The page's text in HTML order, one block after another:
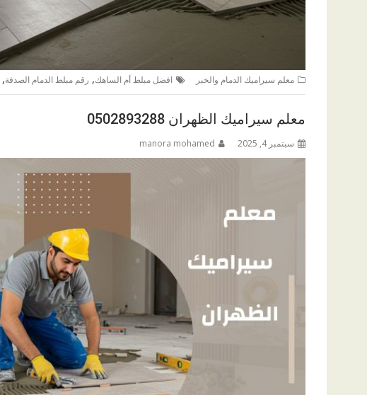
معلم سيراميك الدمام والخبر افضل مبلط أم الساهك, رقم مبلط الدمام الصدفة,
معلم سيراميك الظهران 0502893288
سبتمبر 4, 2025 manora mohamed